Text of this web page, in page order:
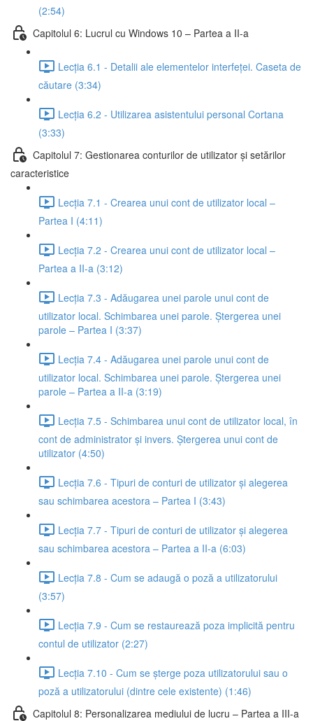
(2:54)
Capitolul 6: Lucrul cu Windows 10 – Partea a II-a
Lecția 6.1 - Detalii ale elementelor interfeței. Caseta de
căutare (3:34)
Lecția 6.2 - Utilizarea asistentului personal Cortana
(3:33)
Capitolul 7: Gestionarea conturilor de utilizator și setărilor
caracteristice
Lecția 7.1 - Crearea unui cont de utilizator local –
Partea I (4:11)
Lecția 7.2 - Crearea unui cont de utilizator local –
Partea a II-a (3:12)
Lecția 7.3 - Adăugarea unei parole unui cont de
utilizator local. Schimbarea unei parole. Ștergerea unei
parole – Partea I (3:37)
Lecția 7.4 - Adăugarea unei parole unui cont de
utilizator local. Schimbarea unei parole. Ștergerea unei
parole – Partea a II-a (3:19)
Lecția 7.5 - Schimbarea unui cont de utilizator local, în
cont de administrator și invers. Ștergerea unui cont de
utilizator (4:50)
Lecția 7.6 - Tipuri de conturi de utilizator și alegerea
sau schimbarea acestora – Partea I (3:43)
Lecția 7.7 - Tipuri de conturi de utilizator și alegerea
sau schimbarea acestora – Partea a II-a (6:03)
Lecția 7.8 - Cum se adaugă o poză a utilizatorului
(3:57)
Lecția 7.9 - Cum se restaurează poza implicită pentru
contul de utilizator (2:27)
Lecția 7.10 - Cum se șterge poza utilizatorului sau o
poză a utilizatorului (dintre cele existente) (1:46)
Capitolul 8: Personalizarea mediului de lucru – Partea a III-a